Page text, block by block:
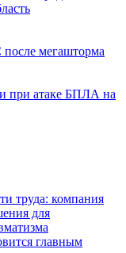
мегашторма
при атаке БПЛА на
труда: компания
для
главным